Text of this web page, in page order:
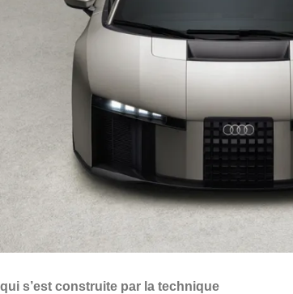
s’est construite par la technique